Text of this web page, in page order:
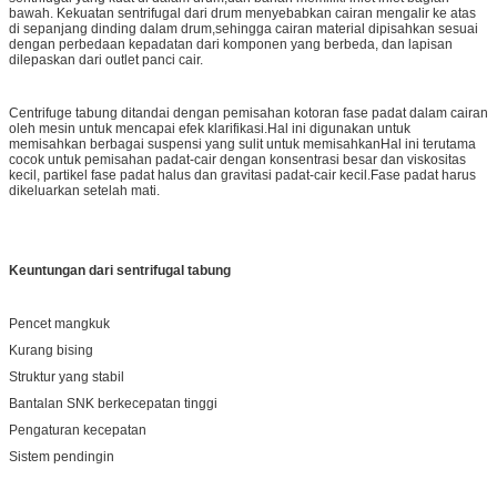
bawah. Kekuatan sentrifugal dari drum menyebabkan cairan mengalir ke atas
di sepanjang dinding dalam drum,sehingga cairan material dipisahkan sesuai
dengan perbedaan kepadatan dari komponen yang berbeda, dan lapisan
dilepaskan dari outlet panci cair.
Centrifuge tabung ditandai dengan pemisahan kotoran fase padat dalam cairan
oleh mesin untuk mencapai efek klarifikasi.Hal ini digunakan untuk
memisahkan berbagai suspensi yang sulit untuk memisahkanHal ini terutama
cocok untuk pemisahan padat-cair dengan konsentrasi besar dan viskositas
kecil, partikel fase padat halus dan gravitasi padat-cair kecil.Fase padat harus
dikeluarkan setelah mati.
Keuntungan dari sentrifugal tabung
Pencet mangkuk
Kurang bising
Struktur yang stabil
Bantalan SNK berkecepatan tinggi
Pengaturan kecepatan
Sistem pendingin